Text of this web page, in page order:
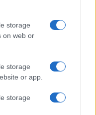
storage
on web or
storage
or app.
storage